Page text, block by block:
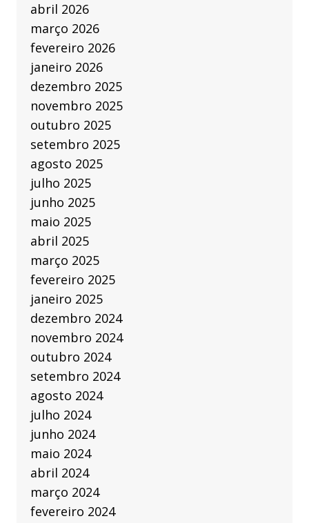
abril 2026
março 2026
fevereiro 2026
janeiro 2026
dezembro 2025
novembro 2025
outubro 2025
setembro 2025
agosto 2025
julho 2025
junho 2025
maio 2025
abril 2025
março 2025
fevereiro 2025
janeiro 2025
dezembro 2024
novembro 2024
outubro 2024
setembro 2024
agosto 2024
julho 2024
junho 2024
maio 2024
abril 2024
março 2024
fevereiro 2024